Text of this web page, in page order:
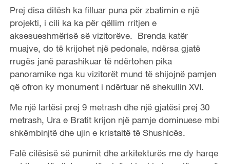
Prej disa ditësh ka filluar puna për zbatimin e një
projekti, i cili ka ka për qëllim rritjen e
aksesueshmërisë së vizitorëve. Brenda katër
muajve, do të krijohet një pedonale, ndërsa gjatë
rrugës janë parashikuar të ndërtohen pika
panoramike nga ku vizitorët mund të shijojnë pamjen
që ofron ky monument i ndërtuar në shekullin XVI.
Me një lartësi prej 9 metrash dhe një gjatësi prej 30
metrash, Ura e Bratit krijon një pamje dominuese mbi
shkëmbinjtë dhe ujin e kristaltë të Shushicës.
Falë cilësisë së punimit dhe arkitekturës me dy harqe